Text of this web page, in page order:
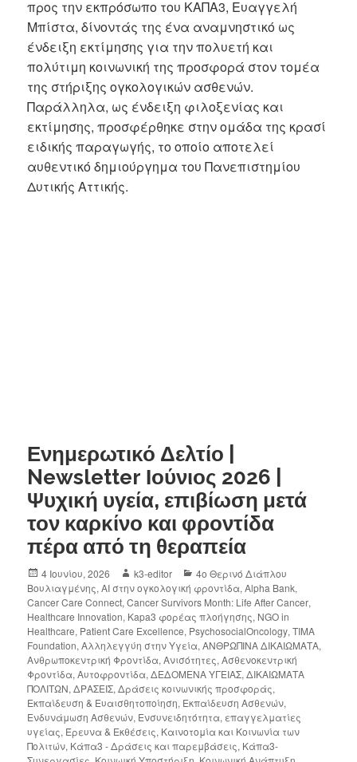
προς την εκπρόσωπο του ΚΑΠΑ3, Ευαγγελή
Μπίστα, δίνοντάς της ένα αναμνηστικό ως
ένδειξη εκτίμησης για την πολυετή και
πολύτιμη κοινωνική της προσφορά στον τομέα
της στήριξης ογκολογικών ασθενών.
Παράλληλα, ως ένδειξη φιλοξενίας και
εκτίμησης, προσφέρθηκε στην ομάδα της κρασί
ειδικής παραγωγής, το οποίο αποτελεί
αυθεντικό δημιούργημα του Πανεπιστημίου
Δυτικής Αττικής.
Ενημερωτικό Δελτίο |
Newsletter Ιούνιος 2026 |
Ψυχική υγεία, επιβίωση μετά
τον καρκίνο και φροντίδα
πέρα από τη θεραπεία
4 Ιουνίου, 2026 k3-editor
4ο Θερινό Διάπλου
Βουλιαγμένης,AI στην ογκολογική φροντίδα,Alpha Bank,
Cancer Care Connect,Cancer Survivors Month: Life After Cancer,
Healthcare Innovation, Kapa3 φορέας πλοήγησης, NGO in
Healthcare, Patient Care Excellence, PsychosocialOncology,TIMA
Foundation,Αλληλεγγύη στην Υγεία,ΑΝΘΡΩΠΙΝΑ ΔΙΚΑΙΩΜΑΤΑ,
Ανθρωποκεντρική Φροντίδα,Ανισότητες,Ασθενοκεντρική
Φροντίδα,Αυτοφροντίδα,ΔΕΔΟΜΕΝΑ ΥΓΕΙΑΣ,ΔΙΚΑΙΩΜΑΤΑ
ΠΟΛΙΤΩΝ,ΔΡΑΣΕΙΣ,Δράσεις κοινωνικής προσφοράς,
Εκπαίδευση & Ευαισθητοποίηση, Εκπαίδευση Ασθενών,
Ενδυνάμωση Ασθενών, Ενσυνειδητότητα, επαγγελματίες
υγείας, Έρευνα & Εκθέσεις, Καινοτομία και Κοινωνία των
Πολιτών, Κάπα3 - Δράσεις και παρεμβάσεις, Κάπα3-